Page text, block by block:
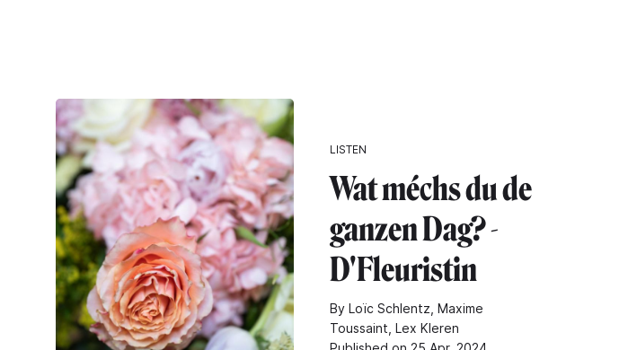
LISTEN
Wat méchs du de
ganzen Dag? -
D'Fleuristin
By Loïc Schlentz, Maxime
Toussaint, Lex Kleren